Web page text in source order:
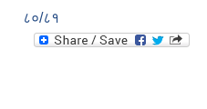
८०/८१